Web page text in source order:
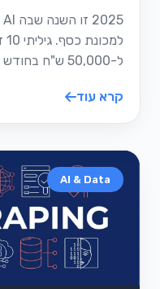
ל-50,000 ש"ח בחודש עם AI - חלקן דורשות 0 ניסיון.
קרא עוד
AI & Data